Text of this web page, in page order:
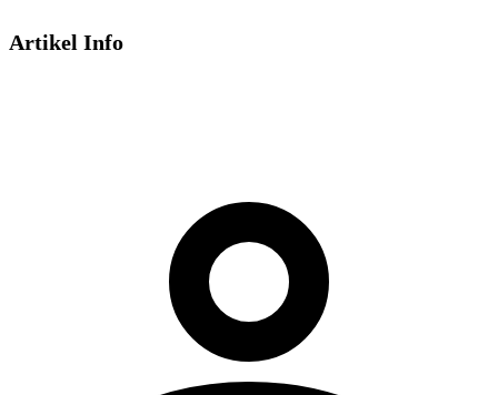
Artikel Info